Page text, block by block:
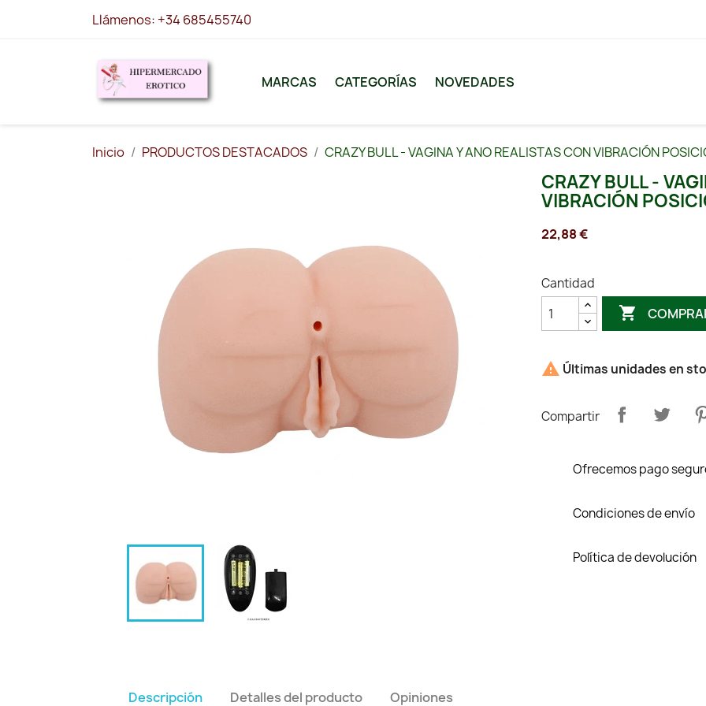
Llámenos: +34 685455740
MARCAS CATEGORÍAS NOVEDADES
Inicio PRODUCTOS DESTACADOS CRAZY BULL - VAGINA Y ANO REALISTAS CON VIBRACIÓN
CRAZY BULL -
VIBRACIÓN
22,88 €
Cantidad

 Últimas unidades en
Compartir
Ofrecemos pago
Condiciones de envío
Política de devolución
Descripción Detalles del producto Opiniones